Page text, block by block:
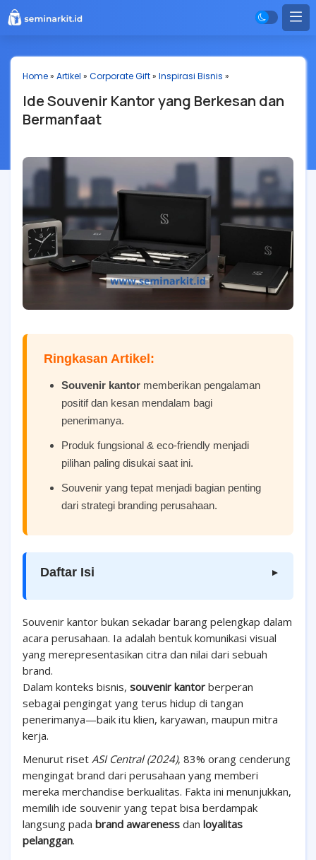
Home» Artikel » Corporate Gift» Inspirasi Bisnis »
Ide Souvenir Kantor yang Berkesan dan
Bermanfaat
Ringkasan Artikel:
Souvenir kantor memberikan pengalaman
positif dan kesan mendalam bagi
penerimanya.
Produk fungsional & eco-friendly menjadi
pilihan paling disukai saat ini.
Souvenir yang tepat menjadi bagian penting
dari strategi branding perusahaan.
Daftar Isi ▼
Souvenir kantor bukan sekadar barang pelengkap dalam
acara perusahaan. Ia adalah bentuk komunikasi visual
yang merepresentasikan citra dan nilai dari sebuah
brand.
Dalam konteks bisnis, souvenir kantor berperan
sebagai pengingat yang terus hidup di tangan
penerimanya—baik itu klien, karyawan, maupun mitra
kerja.
Menurut riset ASI Central (2024), 83% orang cenderung
mengingat brand dari perusahaan yang memberi
mereka merchandise berkualitas. Fakta ini menunjukkan,
memilih ide souvenir yang tepat bisa berdampak
langsung pada brand awareness dan loyalitas
pelanggan.